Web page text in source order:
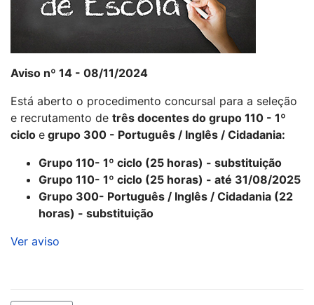
Aviso nº 14 - 08/11/2024
Está aberto o procedimento concursal para a seleção
e recrutamento de três docentes do grupo 110 - 1º
ciclo e grupo 300 - Português / Inglês / Cidadania:
Grupo 110- 1º ciclo (25 horas) - substituição
Grupo 110- 1º ciclo (25 horas) - até 31/08/2025
Grupo 300- Português / Inglês / Cidadania (22
horas) - substituição
Ver aviso